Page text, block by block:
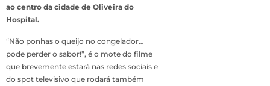
ao centro da cidade de Oliveira do
Hospital.
“Não ponhas o queijo no congelador…
pode perder o sabor!”, é o mote do filme
que brevemente estará nas redes sociais e
do spot televisivo que rodará também